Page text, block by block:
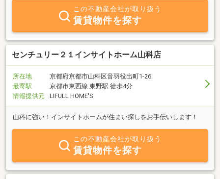
そ、お客様のご満足はもちろん、地域社会と良い関係を築いていく
ことが、より良いサービスをご提供するにあたって不可欠との思い
から、地域密着にこだわって日々努めております。お客様が「安
心」できるお取引きをモットーに、お客様一人ひとりを大切にする
理念のもと 確かな情報量と的確な提案力で、信頼される不動産パー
トナーを目指して邁進しております。不動産に関するお困り事をお
き立てを賜りますようお願い申し上げます。
この不動産会社が取り扱う
賃貸物件を探す
センチュリー２１インサイトホーム山科店
所在地
京都府京都市山科区音羽役出町1-26
最寄駅
京都市東西線 東野駅 徒歩4分
情報提供元
LIFULL HOME'S
山科に強い！インサイトホームが住まい探しをお手伝いします！
この不動産会社が取り扱う
賃貸物件を探す